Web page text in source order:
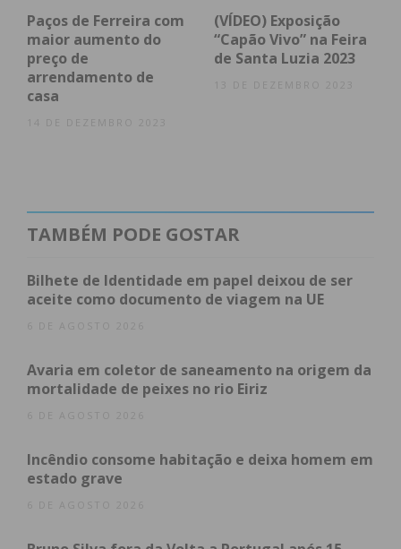
Meixomil
Paços de Ferreira
Penamaior
PS –40,57 % (976 votos)
Chega –6,44 % (155 votos)
CDS-PP –
1,37 % (
33 votos)
CDU –1,16 % (28 votos)
PAN –
0,67 % (
Livre –0,46 % (11 votos)
Nós Cidadãos –
ADN –
0,21 % (
Paços de Ferreira com
maior aumento do
preço de
arrendamento de
casa
14 DE DEZEMBRO 2023
(VÍDEO) Exposição
“Capão Vivo” na Feira
de Santa Luzia 2023
TAMBÉM PODE GOSTAR
Bilhete de Identidade em papel deixou de ser
aceite como documento de viagem na UE
6 DE AGOSTO 2026
Avaria em coletor de saneamento na origem da
mortalidade de peixes no rio Eiriz
6 DE AGOSTO 2026
Incêndio consome habitação e deixa homem em
estado grave
6 DE AGOSTO 2026